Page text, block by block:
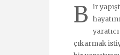
B
ir
çıkarmak